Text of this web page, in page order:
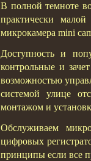
В полной темноте
практически
микрокамера mini
Доступность и
контрольные и
возможностью
системой улице
монтажом и
Обслуживаем
цифровых
принципы если все